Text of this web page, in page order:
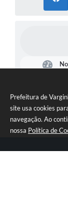
Prefeitura de
site usa cookies
navegação. Ao
nossa Política de